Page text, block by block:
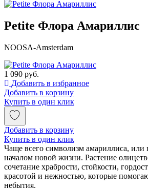
Petite Флора Амариллис
NOOSA-Amsterdam
1 090 руб.
Добавить в избранное
Добавить в корзину
Купить в один клик
Добавить в корзину
Купить в один клик
Чаще всего символизм амариллиса, или
началом новой жизни. Растение
сочетание храбрости, стойкости,
красотой и нежностью, которые
небытия.